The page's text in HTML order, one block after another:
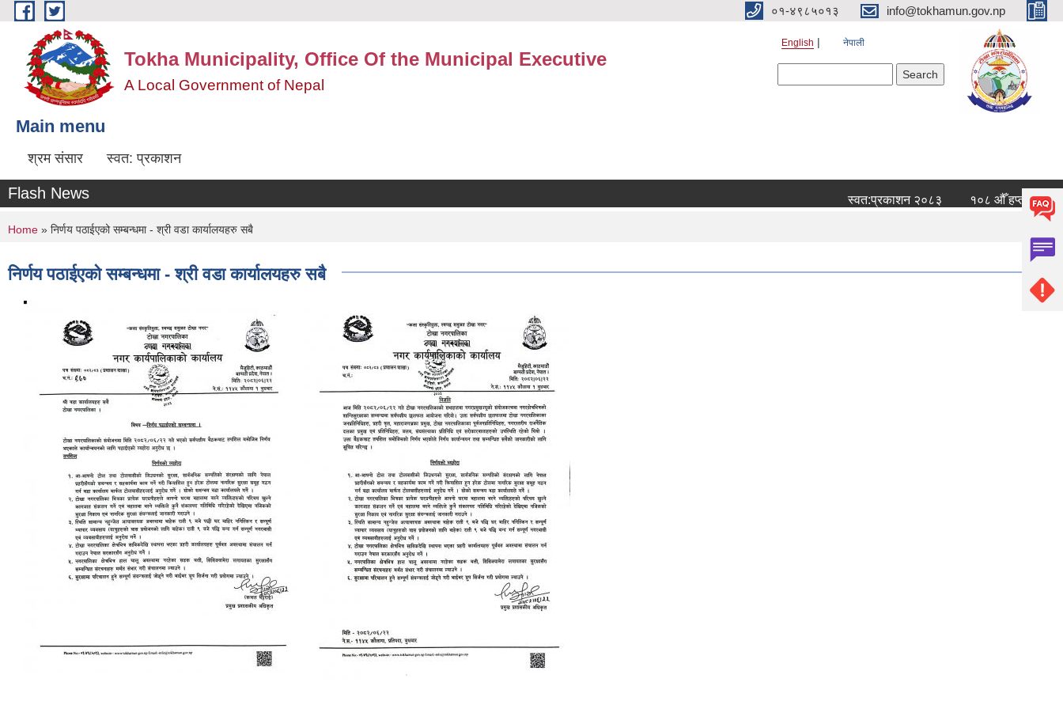
Skip to main content ०१-४९८५०१३ info@tokhamun.gov.np
Tokha Municipality, Office Of the Municipal Executive
A Local Government of Nepal
English नेपाली
Main menu
श्रम संसार स्वत: प्रकाशन
Flash News स्वत:प्रकाशन २०८३ १०८ औँ हप्ताको नदी/
You are here
Home » निर्णय पठाईएको सम्बन्धमा - श्री वडा कार्यालयहरु सबै
निर्णय पठाईएको सम्बन्धमा - श्री वडा कार्यालयहरु सबै